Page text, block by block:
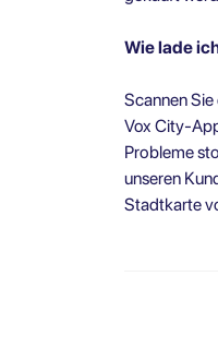
Wie lade
Scannen
Vox City-
Probleme
unseren
Stadtkarte